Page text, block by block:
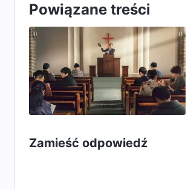
Powiązane treści
Zamieść odpowiedź